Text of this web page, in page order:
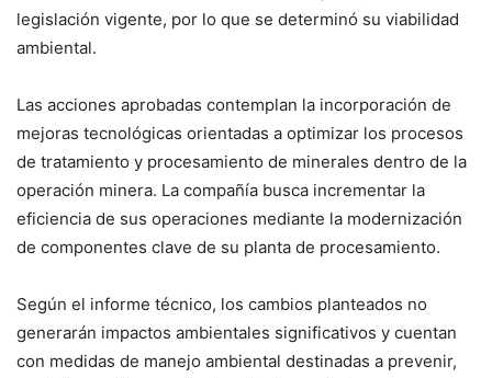
legislación vigente, por lo que se determinó su viabilidad
ambiental.
Las acciones aprobadas contemplan la incorporación de
mejoras tecnológicas orientadas a optimizar los procesos
de tratamiento y procesamiento de minerales dentro de la
operación minera. La compañía busca incrementar la
eficiencia de sus operaciones mediante la modernización
de componentes clave de su planta de procesamiento.
Según el informe técnico, los cambios planteados no
generarán impactos ambientales significativos y cuentan
con medidas de manejo ambiental destinadas a prevenir,